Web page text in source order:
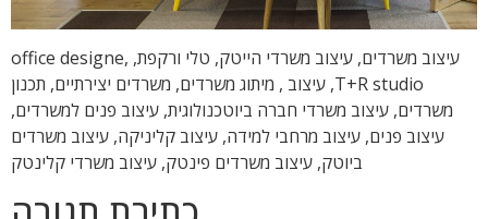
עיצוב משרדים, עיצוב משרדי הייטק, טלי ורקפת, office designe,
T+R studio, עיצוב , מיתוג משרדים, משרדים יצירתיים, תכנון
משרדים, עיצוב משרדי חברה ביוטכנולוגית, עיצוב פנים למשרדים,
עיצוב פנים, עיצוב מרחבי למידה, עיצוב קליניקה, עיצוב משרדים
ביוטק, עיצוב משרדים פינטק, עיצוב משרדי קלינטק